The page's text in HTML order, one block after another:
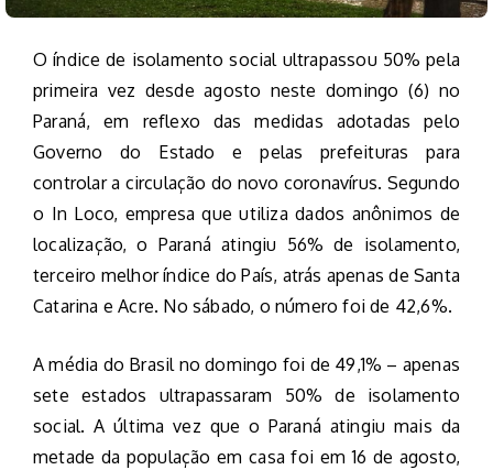
O índice de isolamento social ultrapassou 50% pela
primeira vez desde agosto neste domingo (6) no
Paraná, em reflexo das medidas adotadas pelo
Governo do Estado e pelas prefeituras para
controlar a circulação do novo coronavírus. Segundo
o In Loco, empresa que utiliza dados anônimos de
localização, o Paraná atingiu 56% de isolamento,
terceiro melhor índice do País, atrás apenas de Santa
Catarina e Acre. No sábado, o número foi de 42,6%.
A média do Brasil no domingo foi de 49,1% – apenas
sete estados ultrapassaram 50% de isolamento
social. A última vez que o Paraná atingiu mais da
metade da população em casa foi em 16 de agosto,